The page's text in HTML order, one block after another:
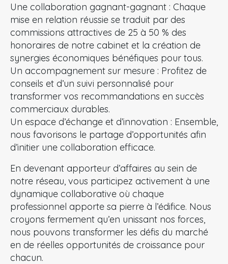
Une collaboration gagnant-gagnant : Chaque
mise en relation réussie se traduit par des
commissions attractives de 25 à 50 % des
honoraires de notre cabinet et la création de
synergies économiques bénéfiques pour tous.
Un accompagnement sur mesure : Profitez de
conseils et d’un suivi personnalisé pour
transformer vos recommandations en succès
commerciaux durables.
Un espace d’échange et d’innovation : Ensemble,
nous favorisons le partage d’opportunités afin
d’initier une collaboration efficace.
En devenant apporteur d’affaires au sein de
notre réseau, vous participez activement à une
dynamique collaborative où chaque
professionnel apporte sa pierre à l’édifice. Nous
croyons fermement qu’en unissant nos forces,
nous pouvons transformer les défis du marché
en de réelles opportunités de croissance pour
chacun.